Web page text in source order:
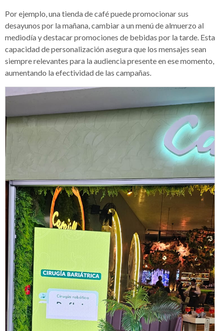
Por ejemplo, una tienda de café puede promocionar sus
desayunos por la mañana, cambiar a un menú de almuerzo al
mediodía y destacar promociones de bebidas por la tarde. Esta
capacidad de personalización asegura que los mensajes sean
siempre relevantes para la audiencia presente en ese momento,
aumentando la efectividad de las campañas.